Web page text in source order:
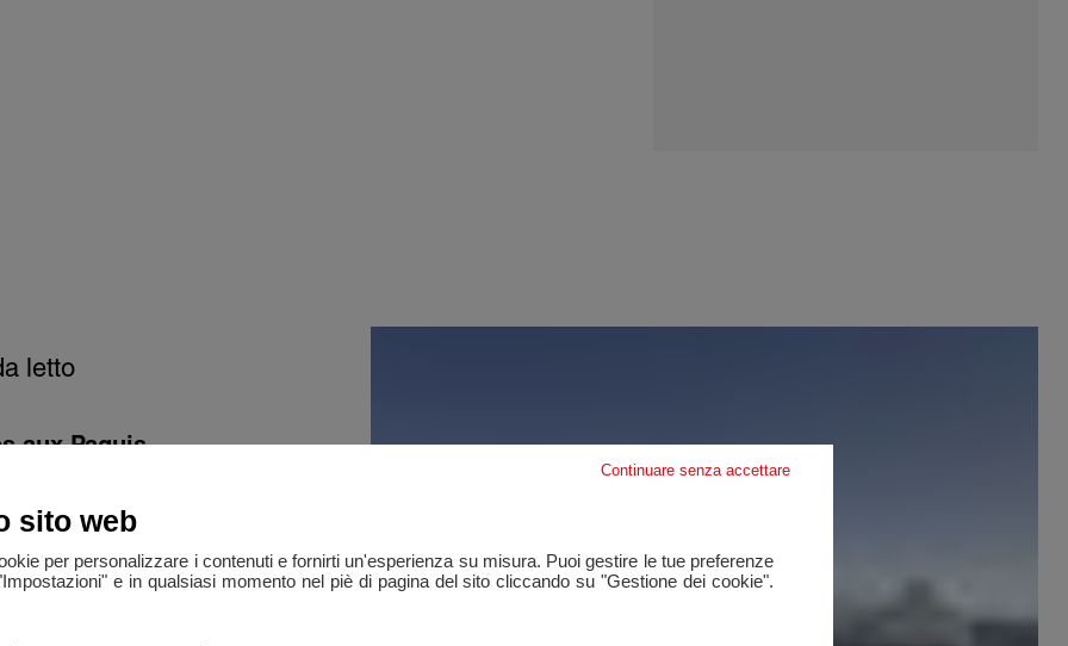
letto
aux Paquis
sur 2 niveaux avec un
très beau séjour ouvert
central.
ainsi qu'un WC
Continuare senza accettare
sito web
per personalizzare i contenuti e fornirti un'esperienza su misura. Puoi gestire le tue preferenze
e in qualsiasi momento nel piè di pagina del sito cliccando su "Gestione dei cookie".